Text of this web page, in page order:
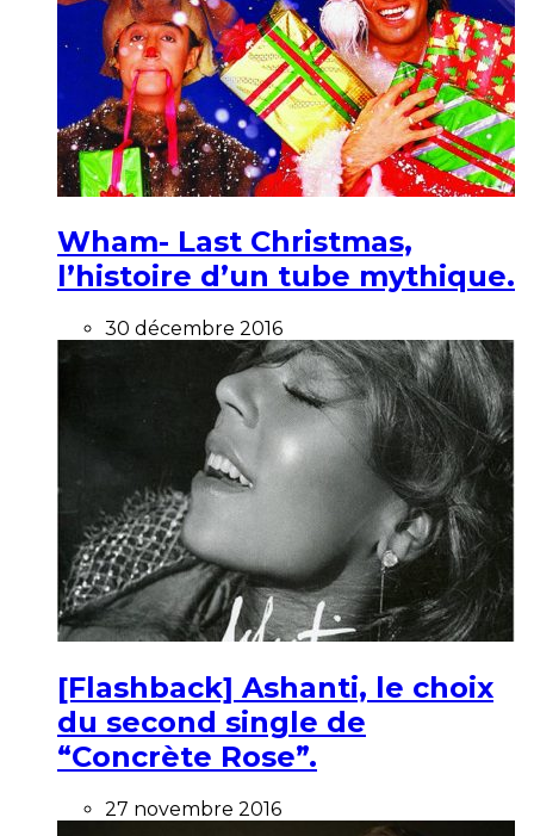
Wham- Last Christmas,
l’histoire d’un tube mythique.
30 décembre 2016
[Flashback] Ashanti, le choix
du second single de
“Concrète Rose”.
27 novembre 2016